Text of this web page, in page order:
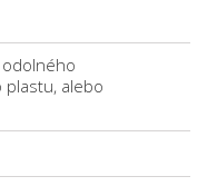
alebo